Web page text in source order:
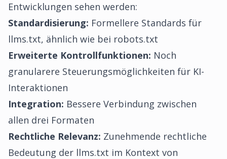
Entwicklungen sehen werden:
Standardisierung: Formellere Standards für
llms.txt, ähnlich wie bei robots.txt
Erweiterte Kontrollfunktionen: Noch
granularere Steuerungsmöglichkeiten für KI-
Interaktionen
Integration: Bessere Verbindung zwischen
allen drei Formaten
Rechtliche Relevanz: Zunehmende rechtliche
Bedeutung der llms.txt im Kontext von